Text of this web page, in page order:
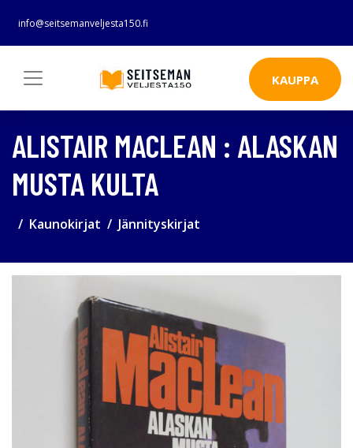
info@seitsemanveljesta150.fi
KAUPPA
ALISTAIR MACLEAN : ALASKAN
MUSTA KULTA
Kaunokirjat Jännityskirjat